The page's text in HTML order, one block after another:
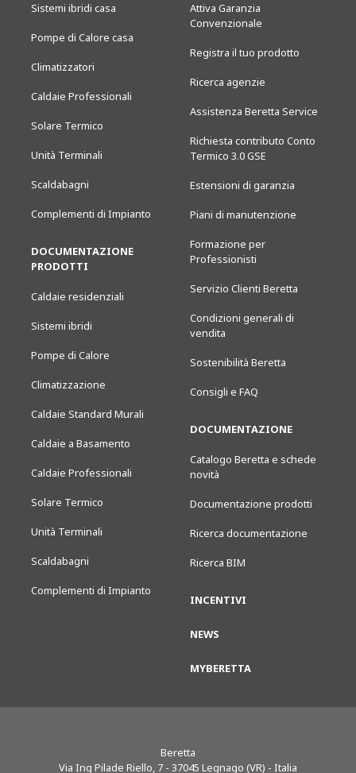
Sistemi ibridi casa
Pompe di Calore casa
Climatizzatori
Caldaie Professionali
Solare Termico
Unità Terminali
Scaldabagni
Complementi di Impianto
DOCUMENTAZIONE
PRODOTTI
Caldaie residenziali
Sistemi ibridi
Pompe di Calore
Climatizzazione
Caldaie Standard Murali
Caldaie a Basamento
Caldaie Professionali
Solare Termico
Unità Terminali
Scaldabagni
Complementi di Impianto
Attiva Garanzia
Convenzionale
Registra il tuo prodotto
Ricerca agenzie
Assistenza Beretta Service
Richiesta contributo Conto
Termico 3.0 GSE
Estensioni di garanzia
Piani di manutenzione
Formazione per
Professionisti
Servizio Clienti Beretta
Condizioni generali di
vendita
Sostenibilità Beretta
Consigli e FAQ
DOCUMENTAZIONE
Catalogo Beretta e schede
novità
Documentazione prodotti
Ricerca documentazione
Ricerca BIM
INCENTIVI
NEWS
MYBERETTA
Beretta
Via Ing Pilade Riello, 7 - 37045 Legnago (VR) - Italia